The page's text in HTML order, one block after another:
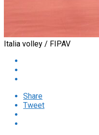
Italia volley / FIPAV
Share
Tweet